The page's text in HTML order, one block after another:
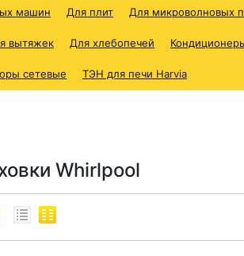
машин Для плит Для микроволновых
вытяжек Для хлебопечей
сетевые ТЭН для печи Harvia
Whirlpool